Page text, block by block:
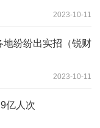
2023-10-11
地纷纷出实招（锐财
2023-10-11
亿人次